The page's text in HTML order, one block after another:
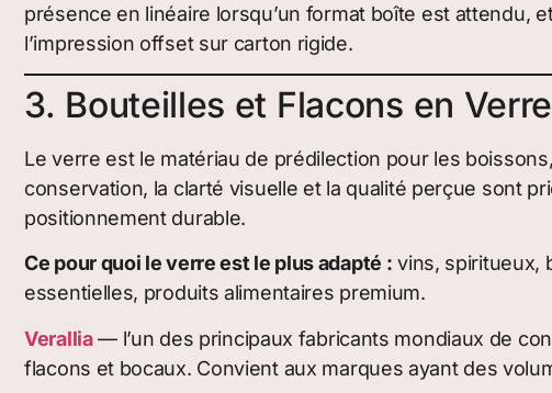
présence en linéaire lorsqu’un format boîte est attendu,
l’impression offset sur carton rigide.
3. Bouteilles et Flacons en Verre
Le verre est le matériau de prédilection pour les
conservation, la clarté visuelle et la qualité perçue sont
positionnement durable.
Ce pour quoi le verre est le plus adapté : vins, spiritueux,
essentielles, produits alimentaires premium.
Verallia— l’un des principaux fabricants mondiaux de
flacons et bocaux. Convient aux marques ayant des